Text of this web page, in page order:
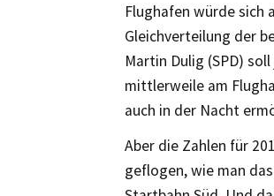
Flughafen würde sich
Gleichverteilung der
Martin Dulig (SPD)
mittlerweile am
auch in der Nacht
Aber die Zahlen für
geflogen, wie man